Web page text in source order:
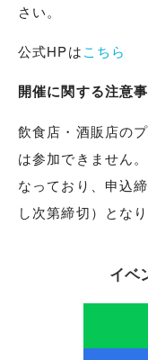
さい。
公式HPはこちら
開催に関する注意
飲食店・酒販店の
は参加できません
なっており、申込
し次第締切）となり
イベ